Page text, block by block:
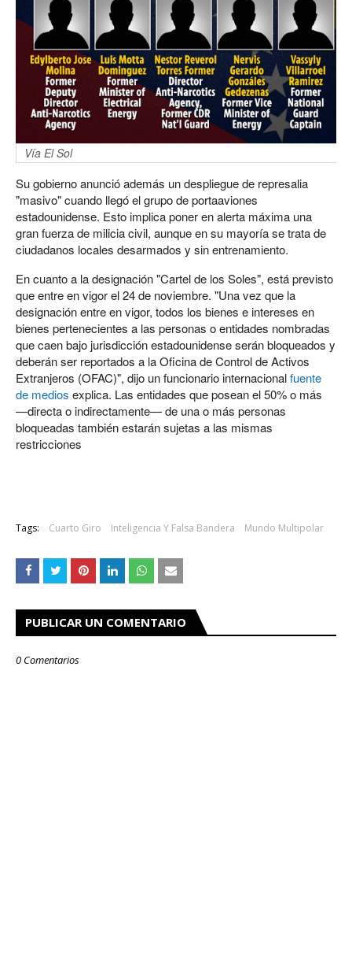
Vía El Sol
Su gobierno anunció además un despliegue de represalia
"masivo" cuando llegó el grupo de portaaviones
estadounidense. Esto implica poner en alerta máxima una
gran fuerza de milicia civil, aunque en su mayoría se trata de
ciudadanos locales desarmados y sin entrenamiento.
En cuanto a la designación "Cartel de los Soles", está previsto
que entre en vigor el 24 de noviembre. "Una vez que la
designación entre en vigor, todos los bienes e intereses en
bienes pertenecientes a las personas o entidades nombradas
que caen bajo jurisdicción estadounidense serán bloqueados y
deberán ser reportados a la Oficina de Control de Activos
Extranjeros (OFAC)", dijo un funcionario internacionalfuente
de medios explica. Las entidades que posean el 50% o más
—directa o indirectamente— de una o más personas
bloqueadas también estarán sujetas a las mismas
restricciones
Tags: Cuarto Giro Inteligencia Y Falsa Bandera Mundo Multipolar
PUBLICAR UN COMENTARIO
0 Comentarios